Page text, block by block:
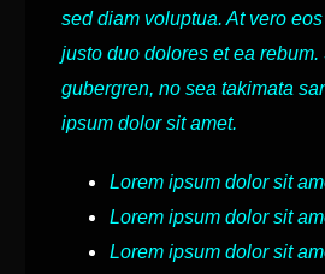
sed diam voluptua. At vero
justo duo dolores et ea rebum.
gubergren, no sea takimata
ipsum dolor sit amet.
Lorem ipsum dolor sit
Lorem ipsum dolor sit
Lorem ipsum dolor sit